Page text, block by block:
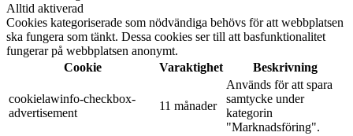
Alltid aktiverad
Cookies kategoriserade som nödvändiga behövs för att webbplatsen
ska fungera som tänkt. Dessa cookies ser till att basfunktionalitet
fungerar på webbplatsen anonymt.
Cookie
Varaktighet Beskrivning
cookielawinfo-checkbox-
advertisement
11 månader
Används för att spara
samtycke under
kategorin
"Marknadsföring".